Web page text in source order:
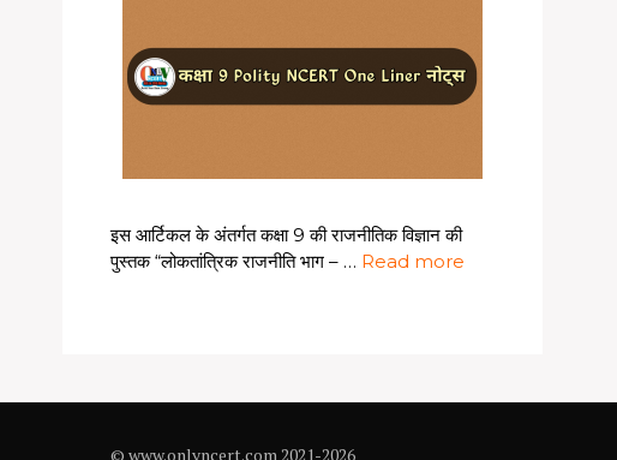
इस आर्टिकल के अंतर्गत कक्षा 9 की राजनीतिक विज्ञान की
पुस्तक “लोकतांत्रिक राजनीति भाग – … Read more
© www.onlyncert.com 2021-2026